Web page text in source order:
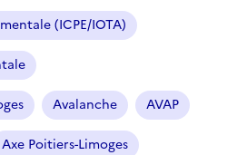
(ICPE/IOTA)
Avalanche AVAP
Axe Poitiers-Limoges